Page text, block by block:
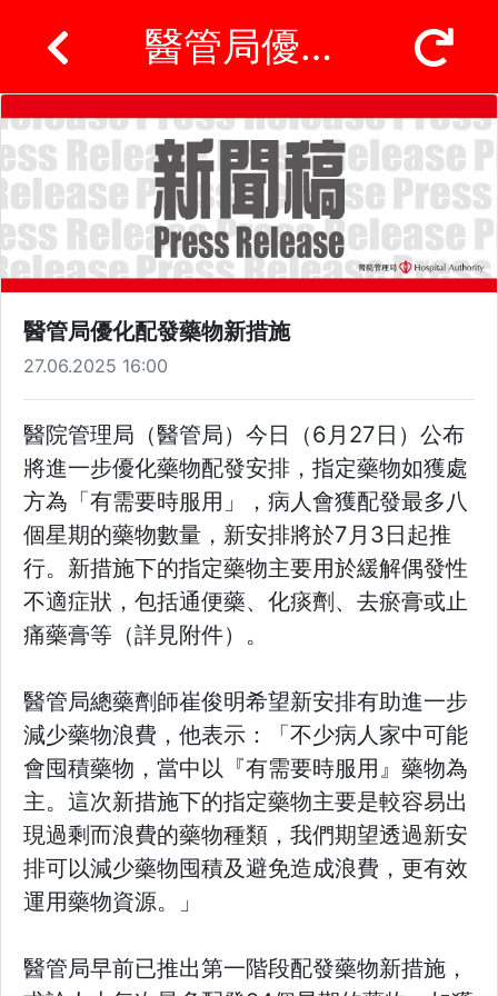
醫管局優化配發藥物新措施
醫管局優化配發藥物新措施
27.06.2025 16:00
醫院管理局（醫管局）今日（6月27日）公布
將進一步優化藥物配發安排，指定藥物如獲處
方為「有需要時服用」，病人會獲配發最多八
個星期的藥物數量，新安排將於7月3日起推
行。新措施下的指定藥物主要用於緩解偶發性
不適症狀，包括通便藥、化痰劑、去瘀膏或止
痛藥膏等（詳見附件）。
醫管局總藥劑師崔俊明希望新安排有助進一步
減少藥物浪費，他表示：「不少病人家中可能
會囤積藥物，當中以『有需要時服用』藥物為
主。這次新措施下的指定藥物主要是較容易出
現過剩而浪費的藥物種類，我們期望透過新安
排可以減少藥物囤積及避免造成浪費，更有效
運用藥物資源。」
醫管局早前已推出第一階段配發藥物新措施，